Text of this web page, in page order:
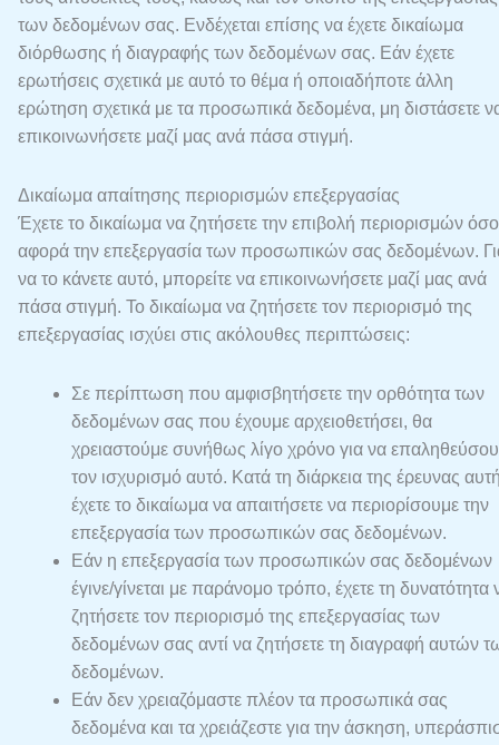
των δεδομένων σας. Ενδέχεται επίσης να έχετε δικαίωμα
διόρθωσης ή διαγραφής των δεδομένων σας. Εάν έχετε
ερωτήσεις σχετικά με αυτό το θέμα ή οποιαδήποτε άλλη
ερώτηση σχετικά με τα προσωπικά δεδομένα, μη διστάσετε
επικοινωνήσετε μαζί μας ανά πάσα στιγμή.
Δικαίωμα απαίτησης περιορισμών επεξεργασίας
Έχετε το δικαίωμα να ζητήσετε την επιβολή περιορισμών
αφορά την επεξεργασία των προσωπικών σας δεδομένων.
να το κάνετε αυτό, μπορείτε να επικοινωνήσετε μαζί μας ανά
πάσα στιγμή. Το δικαίωμα να ζητήσετε τον περιορισμό της
επεξεργασίας ισχύει στις ακόλουθες περιπτώσεις:
Σε περίπτωση που αμφισβητήσετε την ορθότητα των
δεδομένων σας που έχουμε αρχειοθετήσει, θα
χρειαστούμε συνήθως λίγο χρόνο για να
τον ισχυρισμό αυτό. Κατά τη διάρκεια της έρευνας
έχετε το δικαίωμα να απαιτήσετε να περιορίσουμε την
επεξεργασία των προσωπικών σας δεδομένων.
Εάν η επεξεργασία των προσωπικών σας δεδομένων
έγινε/γίνεται με παράνομο τρόπο, έχετε τη δυνατότητα
ζητήσετε τον περιορισμό της επεξεργασίας των
δεδομένων σας αντί να ζητήσετε τη διαγραφή αυτών
δεδομένων.
Εάν δεν χρειαζόμαστε πλέον τα προσωπικά σας
δεδομένα και τα χρειάζεστε για την άσκηση,